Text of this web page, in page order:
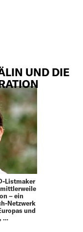
UND DIE
Listmaker
– ein
Netzwerk
und
…